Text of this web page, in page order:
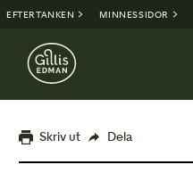
EFTERTANKEN MINNESSIDOR
Skriv ut Dela